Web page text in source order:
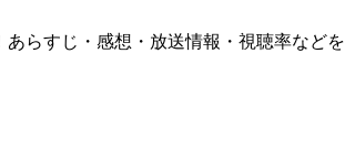
らすじ・感想・放送情報・視聴率などを